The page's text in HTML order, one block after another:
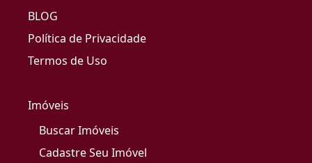
BLOG
Política de Privacidade
Termos de Uso
Imóveis
Buscar Imóveis
Cadastre Seu Imóvel